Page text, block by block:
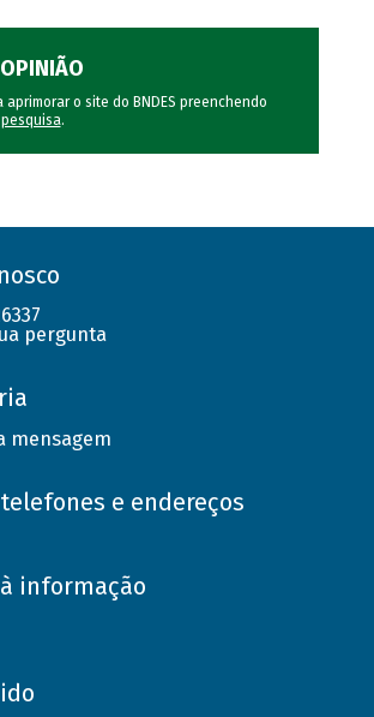
aprimorar o site do BNDES preenchendo
pesquisa.
pergunta
mensagem
e endereços
informação